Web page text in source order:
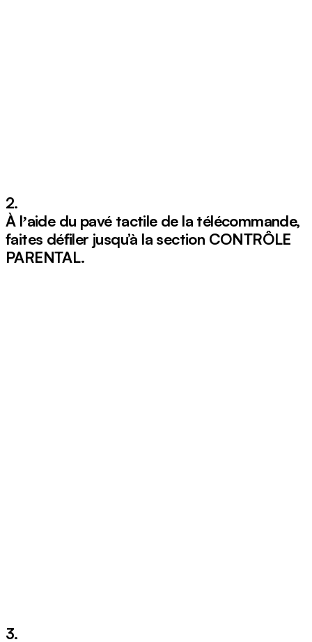
2.
À lʼaide du pavé tactile de la télécommande,
faites défiler jusqu’à la section CONTRÔLE
PARENTAL.
3.